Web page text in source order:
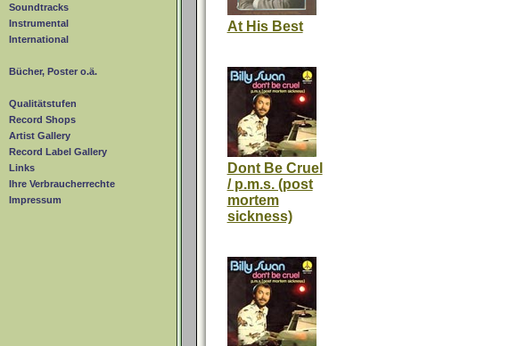
Soundtracks
Instrumental
International
Bücher, Poster o.ä.
Qualitätstufen
Record Shops
Artist Gallery
Record Label Gallery
Links
Ihre Verbraucherrechte
Impressum
At His Best
Dont Be Cruel
/ p.m.s. (post
mortem
sickness)